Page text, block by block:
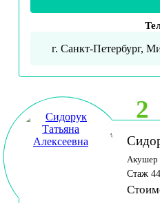
г. Санкт-Петербург,
2
Принимает детей
и взрослых
Акушер
Стаж